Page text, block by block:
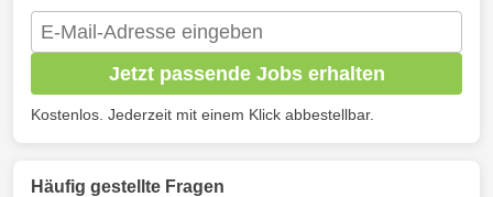
Jetzt passende Jobs erhalten
Kostenlos. Jederzeit mit einem Klick abbestellbar.
Häufig gestellte Fragen